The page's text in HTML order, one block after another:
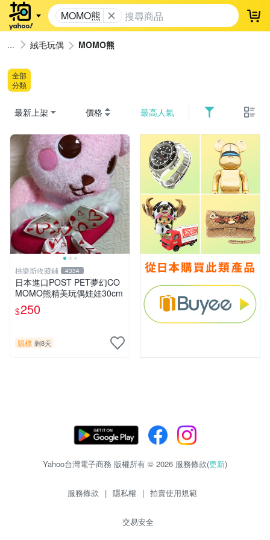
MOMO熊 登
絨毛玩偶 MOMO熊
全部
分類
最新上架 價格 最高人氣
桃樂斯收藏鋪 4334
日本進口POST PET夢幻CO
MOMO熊精美玩偶娃娃30cm
$250
競標 剩8天
Yahoo台灣電子商務 版權所有 © 2026 服務條款(更新)
服務條款 | 隱私權 | 拍賣使用規範
交易安全